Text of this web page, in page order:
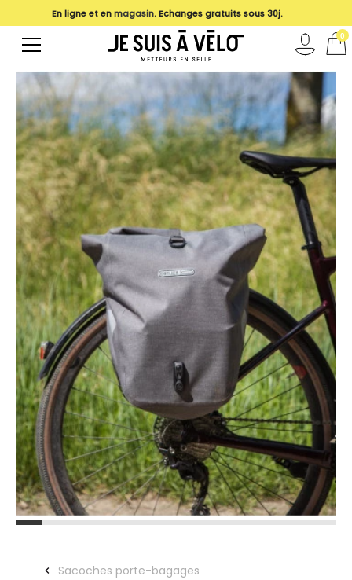
Sacoches porte-bagages
En ligne et enmagasin. Echanges gratuits sous 30j.
0